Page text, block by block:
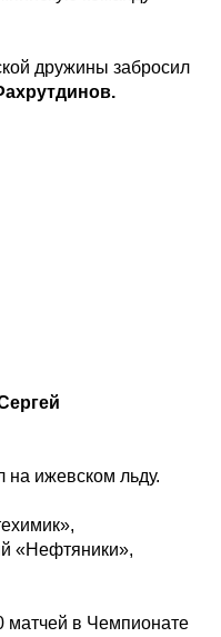
дружины забросил
на ижевском льду.
«Нефтяники»,
в Чемпионате